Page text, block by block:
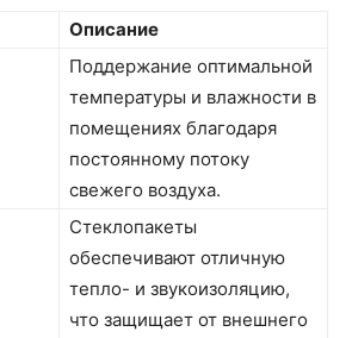
Описание
Поддержание оптимальной
температуры и влажности в
помещениях благодаря
постоянному потоку
свежего воздуха.
Стеклопакеты
обеспечивают отличную
тепло- и звукоизоляцию,
что защищает от внешнего